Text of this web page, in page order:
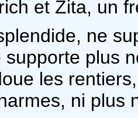
et Zita, un
ne
supporte plus
les
ni plus